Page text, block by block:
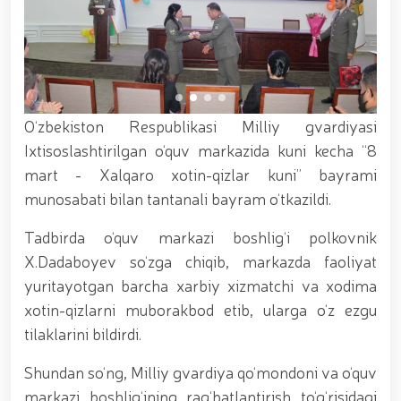
xizmat itlari ko‘rgazmasi tashkil etildi. // “Dog
biatloni” bellashuvining 6-respublika idoralararo
musobaqasi g'oliblari aniqlandi. // O‘zbekistonning
harbiy salohiyatini mustahkamlash: islohotlar va
ustuvor vazifalar.// Milliy gvardiya qo‘mondoni
Jamoat xavfsizligi universiteti bitiruvchi kursantlari
bilan uchrashdi.// 9-may — Xotira va qadrlash kuni
munosabati bilan Milliy gvardiya qoʻmondonligi
tomonidan poytaxtimizda istiqomat qiluvchi Ikkinchi
jahon urushi qatnashchilari va faxriylari holidan xabar
olindi. // “Uyg‘oq xotira” nomli teatrlashtirilgan
musiqiy konsert dasturi namoyish qilindi.// “Uch
kitobining taqdimotiga bag‘ishlangan tadbir tashkil
etildi.// “Men G‘olib Run” yugurish musobaqasida
gvardiyachilar faxrli o'rinlarni egallashdi.//
Hamkorlikdagi profilaktik tadbirlar davom
ettirilmoqda. Xavfsiz muhitni ta’minlashga
qaratilgan chora-tadbirlar Milliy gvardiya
rahbarligida Yunusobod tumanida amalga oshirildi //
Buyuk davlat arbobi Sohibqiron Amir Temur
O‘zbekiston Respublikasi Milliy gvardiyasi
Ixtisoslashtirilgan o‘quv markazida kuni kecha “8
mart - Xalqaro xotin-qizlar kuni” bayrami
munosabati bilan tantanali bayram o‘tkazildi.
Tadbirda o‘quv markazi boshlig‘i polkovnik
X.Dadaboyev so‘zga chiqib, markazda faoliyat
yuritayotgan barcha xarbiy xizmatchi va xodima
xotin-qizlarni muborakbod etib, ularga o‘z ezgu
tilaklarini bildirdi.
Shundan so‘ng, Milliy gvardiya qo‘mondoni va o‘quv
markazi boshlig‘ining rag‘batlantirish to‘g‘risidagi